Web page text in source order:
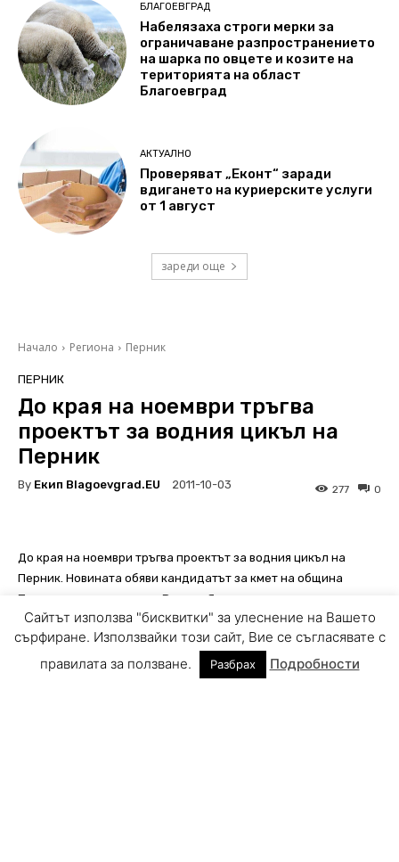
БЛАГОЕВГРАД
Набелязаха строги мерки за
ограничаване разпространението
на шарка по овцете и козите на
територията на област
Благоевград
АКТУАЛНО
Проверяват „Еконт“ заради
вдигането на куриерските услуги
от 1 август
зареди още
Сайтът използва "бисквитки" за улеснение на Вашето
сърфиране. Използвайки този сайт, Вие се съгласявате с
правилата за ползване.
Разбрах Подробности